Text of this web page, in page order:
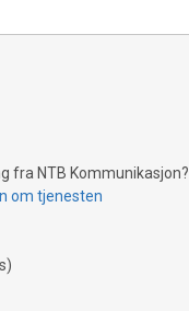
fra NTB Kommunikasjon?
om tjenesten